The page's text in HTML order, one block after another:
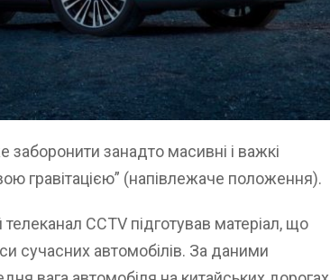
занадто масивні і важкі
гравітацією” (напівлежаче положення).
CCTV підготував матеріал, що
сучасних автомобілів. За даними